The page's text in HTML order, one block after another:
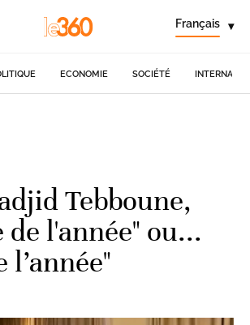
Français ▾
ECONOMIE SOCIÉTÉ
Tebboune,
de l'année" ou...
l’année"